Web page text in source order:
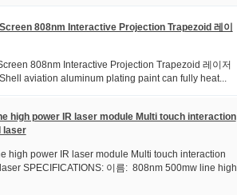
808nm Interactive Projection Trapezoid 레이
808nm Interactive Projection Trapezoid 레이저
aviation aluminum plating paint can fully heat...
high power IR laser module Multi touch interaction
laser
high power IR laser module Multi touch interaction
SPECIFICATIONS: 이름: 808nm 500mw line high